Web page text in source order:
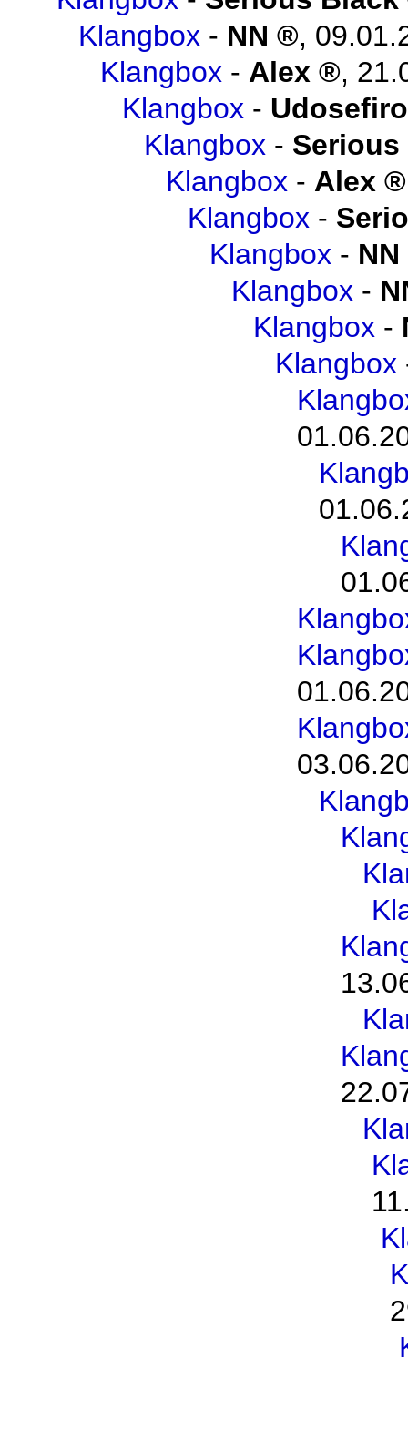
Klangbox - NN ,
Klangbox - Alex ,
Klangbox -
Klangbox -
Klangbox - Alex
Klangbox -
Klangbox - NN
Klangbox -
Klangbox -
Klangbox